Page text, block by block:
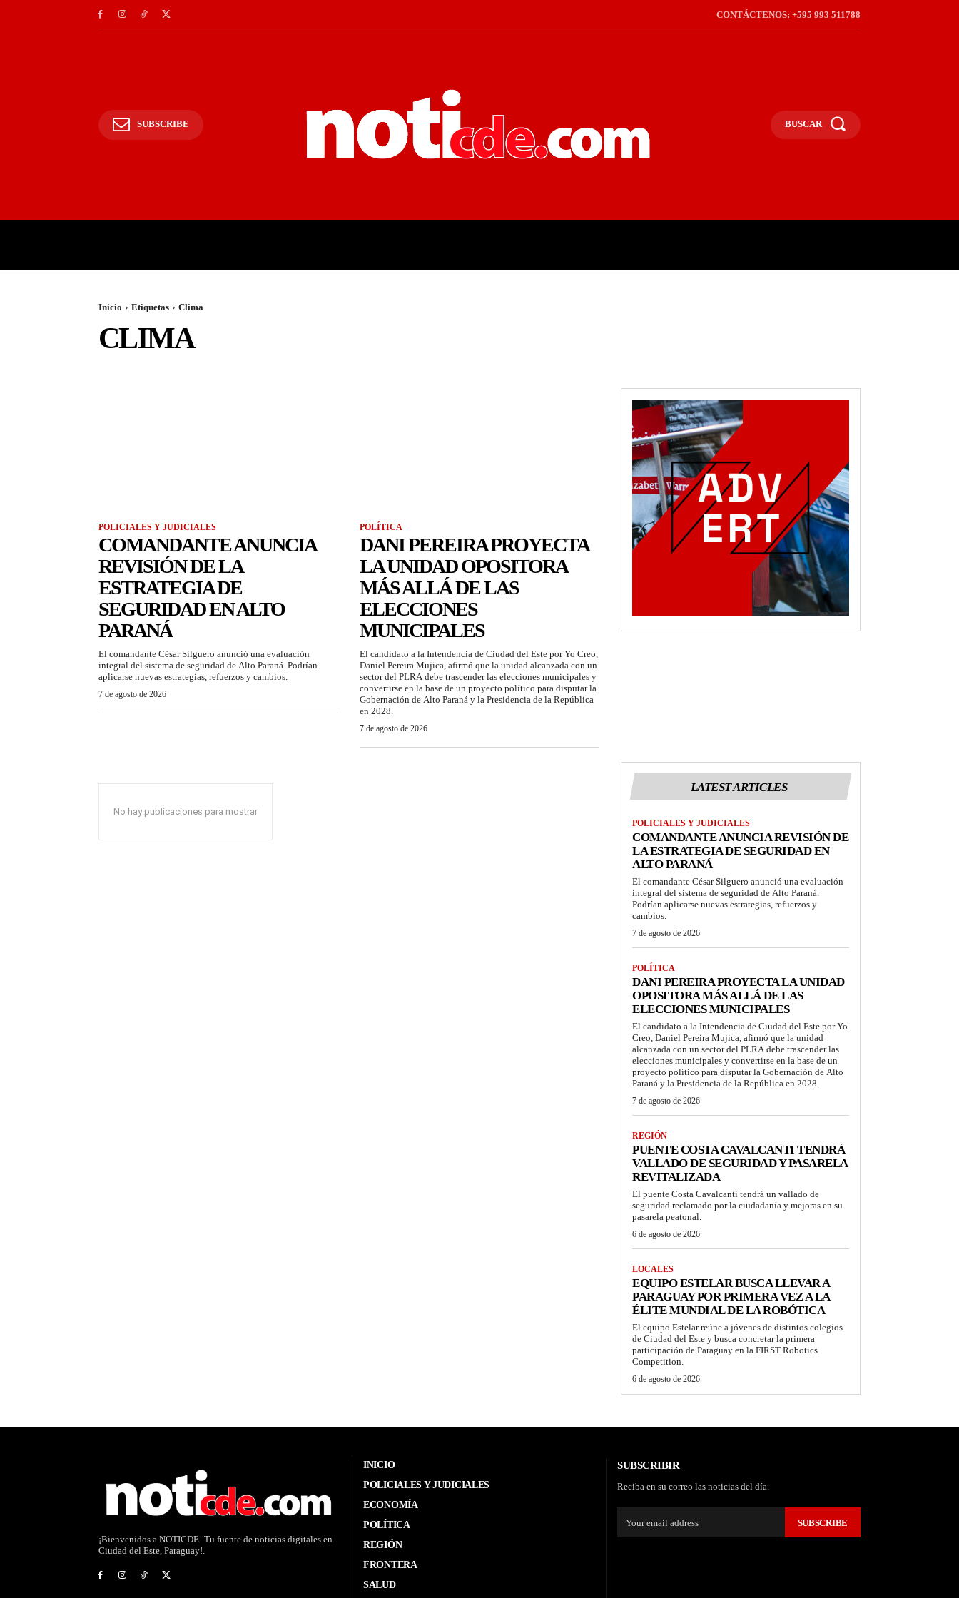
CONTÁCTENOS: +595 993 511788
SUBSCRIBE BUSCAR
Inicio Etiquetas Clima
CLIMA
POLICIALES Y JUDICIALES
COMANDANTE ANUNCIA
REVISIÓN DE LA
ESTRATEGIA DE
SEGURIDAD EN ALTO
PARANÁ
El comandante César Silguero anunció una evaluación
integral del sistema de seguridad de Alto Paraná. Podrían
aplicarse nuevas estrategias, refuerzos y cambios.
7 de agosto de 2026
POLÍTICA
DANI PEREIRA PROYECTA
LA UNIDAD OPOSITORA
MÁS ALLÁ DE LAS
ELECCIONES
MUNICIPALES
El candidato a la Intendencia de Ciudad del Este por Yo Creo,
Daniel Pereira Mujica, afirmó que la unidad alcanzada con un
sector del PLRA debe trascender las elecciones municipales y
convertirse en la base de un proyecto político para disputar la
Gobernación de Alto Paraná y la Presidencia de la República
en 2028.
7 de agosto de 2026
No hay publicaciones para mostrar
LATEST ARTICLES
POLICIALES Y JUDICIALES
COMANDANTE ANUNCIA REVISIÓN DE
LA ESTRATEGIA DE SEGURIDAD EN
ALTO PARANÁ
El comandante César Silguero anunció una evaluación
integral del sistema de seguridad de Alto Paraná.
Podrían aplicarse nuevas estrategias, refuerzos y
cambios.
7 de agosto de 2026
POLÍTICA
DANI PEREIRA PROYECTA LA UNIDAD
OPOSITORA MÁS ALLÁ DE LAS
ELECCIONES MUNICIPALES
El candidato a la Intendencia de Ciudad del Este por Yo
Creo, Daniel Pereira Mujica, afirmó que la unidad
alcanzada con un sector del PLRA debe trascender las
elecciones municipales y convertirse en la base de un
proyecto político para disputar la Gobernación de Alto
Paraná y la Presidencia de la República en 2028.
7 de agosto de 2026
REGIÓN
PUENTE COSTA CAVALCANTI TENDRÁ
VALLADO DE SEGURIDAD Y PASARELA
REVITALIZADA
El puente Costa Cavalcanti tendrá un vallado de
seguridad reclamado por la ciudadanía y mejoras en su
pasarela peatonal.
6 de agosto de 2026
LOCALES
EQUIPO ESTELAR BUSCA LLEVAR A
PARAGUAY POR PRIMERA VEZ A LA
ÉLITE MUNDIAL DE LA ROBÓTICA
El equipo Estelar reúne a jóvenes de distintos colegios
de Ciudad del Este y busca concretar la primera
participación de Paraguay en la FIRST Robotics
Competition.
6 de agosto de 2026
¡Bienvenidos a NOTICDE- Tu fuente de noticias digitales en
Ciudad del Este, Paraguay!.
INICIO
POLICIALES Y JUDICIALES
ECONOMÍA
POLÍTICA
REGIÓN
FRONTERA
SALUD
SUBSCRIBIR
Reciba en su correo las noticias del día.
SUBSCRIBE